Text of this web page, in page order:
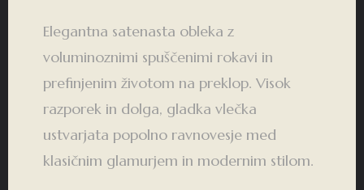
Elegantna satenasta obleka z
voluminoznimi spuščenimi rokavi in
prefinjenim životom na preklop. Visok
razporek in dolga, gladka vlečka
ustvarjata popolno ravnovesje med
klasičnim glamurjem in modernim stilom.